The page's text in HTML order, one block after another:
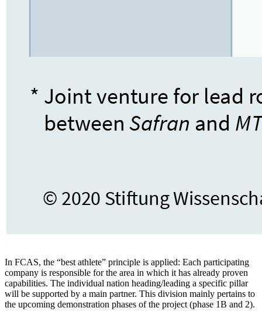
In FCAS, the “best athlete” principle is applied: Each participating
company is responsible for the area in which it has already proven
capabilities. The individual nation heading/leading a specific pillar
will be supported by a main partner. This divi­sion mainly pertains to
the upcoming demon­stration phases of the project (phase 1B and 2).